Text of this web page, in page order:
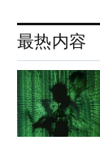
最热内容